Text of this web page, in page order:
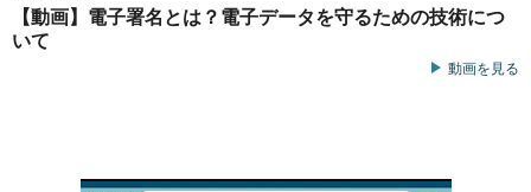
【動画】電子署名とは？電子データを守るための技術につ
いて
動画を見る